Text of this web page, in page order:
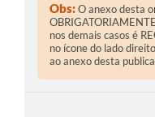
Obs:O anexo desta
nos demais casos é
no ícone do lado
ao anexo desta